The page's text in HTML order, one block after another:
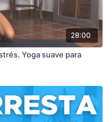
28:00
Yoga suave para